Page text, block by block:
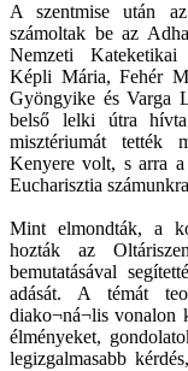
A szentmise után az
számoltak be az
Nemzeti Kateketikai
Képli Mária, Fehér
Gyöngyike és Varga
belső lelki útra
misztériumát tették
Kenyere volt, s arra
Eucharisztia
Mint elmondták, a
hozták az
bemutatásával
adását. A témát
diako¬ná¬lis vonalon
élményeket,
legizgalmasabb